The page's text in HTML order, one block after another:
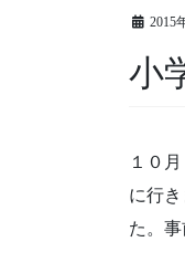
2015
小
１０
に行
た。